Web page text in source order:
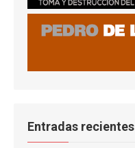
Entradas recientes